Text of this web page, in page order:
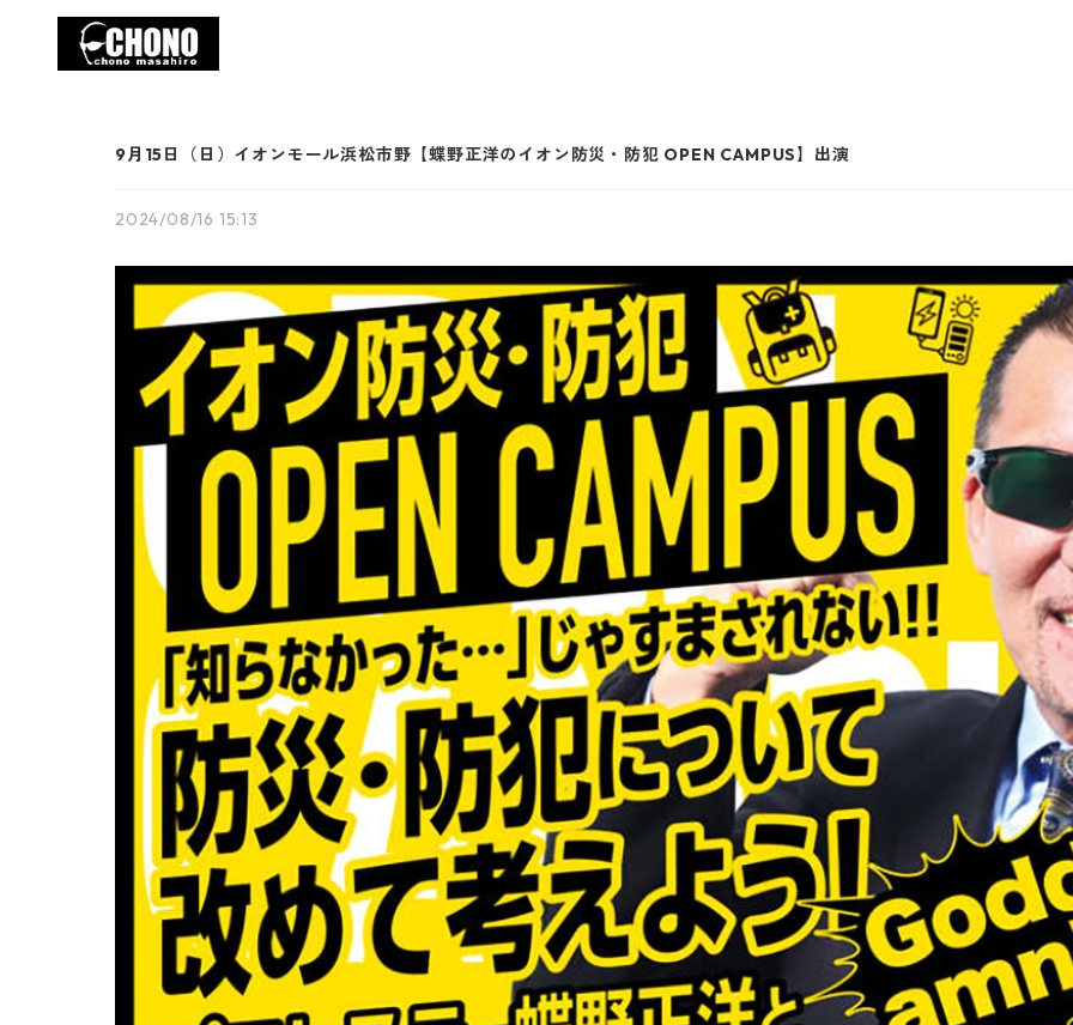
9月15日（日）イオンモール浜松市野【蝶野正洋のイオン防災・防犯 OPEN CAMPUS】出演
2024/08/16 15:13